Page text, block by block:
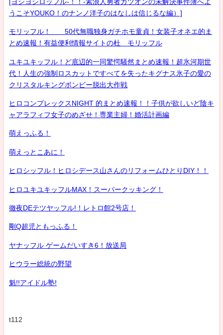
[ヨシヨシロッフル-！！-素浪人勇者カツオンの未解決事件簿へよ
うこそYOUKO！のナンノ洋子のはなしは信じるな編）]
モリッフル！ 50代無職独身ガチホモ童貞！女装子オネエ的ま
とめ速報！有益便利情報サイトの杜 モリッフル
ユキユキッフル！ど底辺的一同驚愕騒然まとめ速報！超氷河期世
代！人生の強制ロスカットですべてを失ったキグナス氷子の愛の
クリスタルキングボンビー脱出大作戦
ヒロコンプレックスNIGHT 的まとめ速報！！子供が欲しいど陰キ
ャアラフィフ女子のめざせ！専業主婦！婚活計画編
萌えっふる！
萌えっとこあに！
ヒロシッフル！ヒロシデース山さんのリフォームひとりDIY！！
ヒロユキユキッフルMAX！スーパークッキング！
徹夜DEテツヤッフル!！レトロ館2号店！
剛Q超児ともっふる！
ヤナッフル ゲームだいすき6！放送局
ヒウラー総統の野望
魁!!アイドル塾!
t112